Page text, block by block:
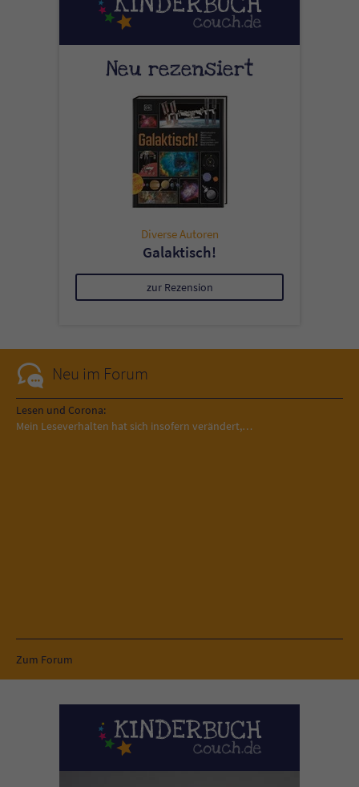
Neu rezensiert
Diverse Autoren
Galaktisch!
zur Rezension
Neu im Forum
Lesen und Corona:
Mein Leseverhalten hat sich insofern verändert,…
Zum Forum